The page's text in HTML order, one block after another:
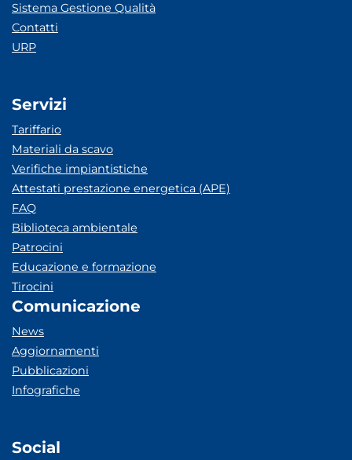
Sistema Gestione Qualità
Contatti
URP
Servizi
Tariffario
Materiali da scavo
Verifiche impiantistiche
Attestati prestazione energetica (APE)
FAQ
Biblioteca ambientale
Patrocini
Educazione e formazione
Tirocini
Comunicazione
News
Aggiornamenti
Pubblicazioni
Infografiche
Social